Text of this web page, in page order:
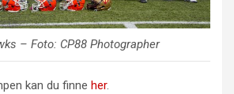
– Foto: CP88 Photographer
kan du finne her.